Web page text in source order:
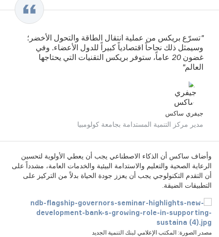
"تسرّع بريكس من عملية انتقال الطاقة والتحول الأخضر؛
وسيمثل ذلك نجاحاً اقتصادياً كبيراً للدول الأعضاء. وفي
غضون 20 عاماً، ستوفر بريكس التقنيات التي يحتاجها
العالم"
جيفري ساكس
مدير مركز التنمية المستدامة بجامعة كولومبيا
وأضاف ساكس أن الذكاء الاصطناعي يجب أن يعطي الأولوية لتحسين
الرعاية الصحية والتعليم والاستدامة البيئية والخدمات العامة، مشدداً على
أن التقدم التكنولوجي يجب أن يعزز جودة الحياة بدلاً من التركيز على
التطبيقات الضيقة.
مصدر الصورة: المكتب الإعلامي لبنك التنمية الجديد